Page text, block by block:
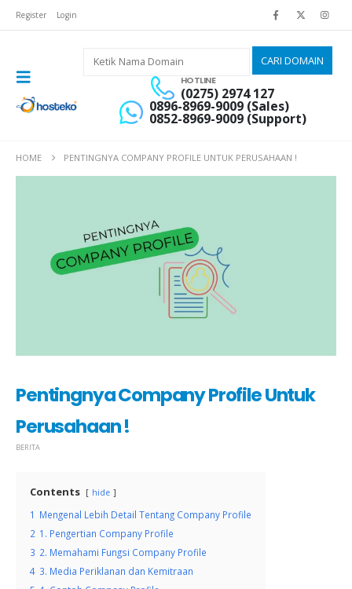
Register Login
HOTLINE
(0275) 2974 127
0896-8969-9009 (Sales)
0852-8969-9009 (Support)
HOME PENTINGNYA COMPANY PROFILE UNTUK PERUSAHAAN !
Pentingnya Company Profile Untuk
Perusahaan !
BERITA
Contents hide
1 Mengenal Lebih Detail Tentang Company Profile
2 1. Pengertian Company Profile
3 2. Memahami Fungsi Company Profile
4 3. Media Periklanan dan Kemitraan